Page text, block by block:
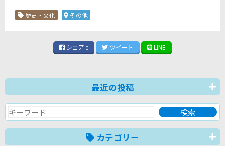
歴史・文化 その他
シェア 0 ツイート LINE
最近の投稿
カテゴリー